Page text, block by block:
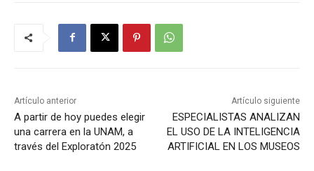
Artículo anterior
A partir de hoy puedes elegir
una carrera en la UNAM, a
través del Exploratón 2025
Artículo siguiente
ESPECIALISTAS ANALIZAN
EL USO DE LA INTELIGENCIA
ARTIFICIAL EN LOS MUSEOS